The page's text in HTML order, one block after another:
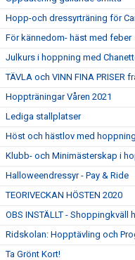
Hopp-och dressyrträning för
För kännedom- häst med feber
Julkurs i hoppning med
TÄVLA och VINN FINA PRISER
Hoppträningar Våren 2021
Lediga stallplatser
Höst och hästlov med hoppning
Klubb- och Minimästerskap i
Halloweendressyr - Pay & Ride
TEORIVECKAN HÖSTEN 2020
OBS INSTÄLLT - Shoppingkväll
Ridskolan: Hopptävling och
Ta Grönt Kort!